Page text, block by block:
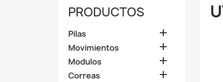
PRODUCTOS
Pilas 
Movimientos 
Modulos 
Correas 